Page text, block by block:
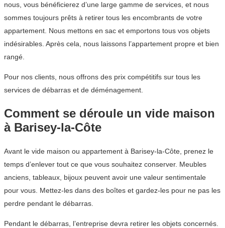
nous, vous bénéficierez d’une large gamme de services, et nous
sommes toujours prêts à retirer tous les encombrants de votre
appartement. Nous mettons en sac et emportons tous vos objets
indésirables. Après cela, nous laissons l’appartement propre et bien
rangé.
Pour nos clients, nous offrons des prix compétitifs sur tous les
services de débarras et de déménagement.
Comment se déroule un vide maison
à Barisey-la-Côte
Avant le vide maison ou appartement à Barisey-la-Côte, prenez le
temps d’enlever tout ce que vous souhaitez conserver. Meubles
anciens, tableaux, bijoux peuvent avoir une valeur sentimentale
pour vous. Mettez-les dans des boîtes et gardez-les pour ne pas les
perdre pendant le débarras.
Pendant le débarras, l’entreprise devra retirer les objets concernés.